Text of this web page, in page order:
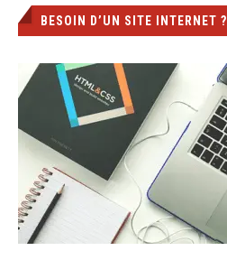
BESOIN D’UN SITE INTERNET ?